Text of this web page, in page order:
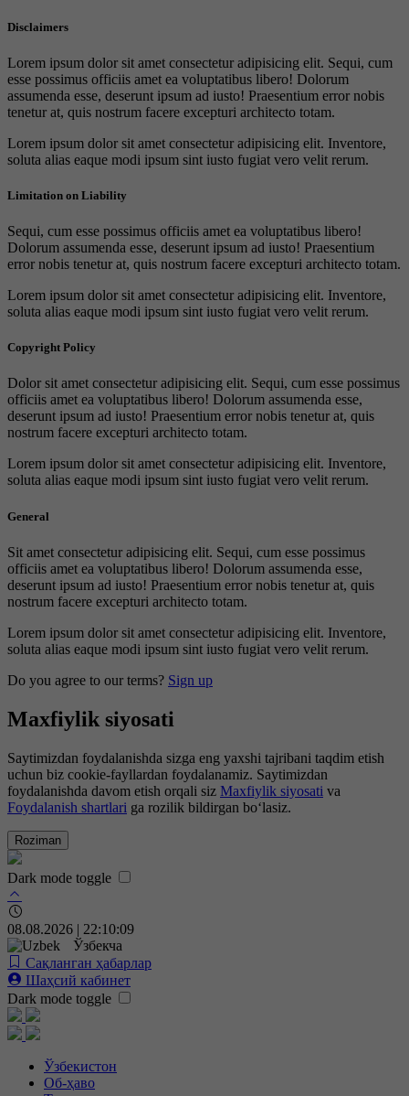
Disclaimers
Lorem ipsum dolor sit amet consectetur adipisicing elit. Sequi, cum
esse possimus officiis amet ea voluptatibus libero! Dolorum
assumenda esse, deserunt ipsum ad iusto! Praesentium error nobis
tenetur at, quis nostrum facere excepturi architecto totam.
Lorem ipsum dolor sit amet consectetur adipisicing elit. Inventore,
soluta alias eaque modi ipsum sint iusto fugiat vero velit rerum.
Limitation on Liability
Sequi, cum esse possimus officiis amet ea voluptatibus libero!
Dolorum assumenda esse, deserunt ipsum ad iusto! Praesentium
error nobis tenetur at, quis nostrum facere excepturi architecto totam.
Lorem ipsum dolor sit amet consectetur adipisicing elit. Inventore,
soluta alias eaque modi ipsum sint iusto fugiat vero velit rerum.
Copyright Policy
Dolor sit amet consectetur adipisicing elit. Sequi, cum esse possimus
officiis amet ea voluptatibus libero! Dolorum assumenda esse,
deserunt ipsum ad iusto! Praesentium error nobis tenetur at, quis
nostrum facere excepturi architecto totam.
Lorem ipsum dolor sit amet consectetur adipisicing elit. Inventore,
soluta alias eaque modi ipsum sint iusto fugiat vero velit rerum.
General
Sit amet consectetur adipisicing elit. Sequi, cum esse possimus
officiis amet ea voluptatibus libero! Dolorum assumenda esse,
deserunt ipsum ad iusto! Praesentium error nobis tenetur at, quis
nostrum facere excepturi architecto totam.
Lorem ipsum dolor sit amet consectetur adipisicing elit. Inventore,
soluta alias eaque modi ipsum sint iusto fugiat vero velit rerum.
Do you agree to our terms? Sign up
Maxfiylik siyosati
Saytimizdan foydalanishda sizga eng yaxshi tajribani taqdim etish
uchun biz cookie-fayllardan foydalanamiz. Saytimizdan
foydalanishda davom etish orqali siz Maxfiylik siyosati va
Foydalanish shartlari ga rozilik bildirgan bo‘lasiz.
Roziman
Dark mode toggle
08.08.2026 | 22:10:10
Ўзбекча
Сақланган ҳабарлар
Шаҳсий кабинет
Dark mode toggle
Ўзбекистон
Об-ҳаво